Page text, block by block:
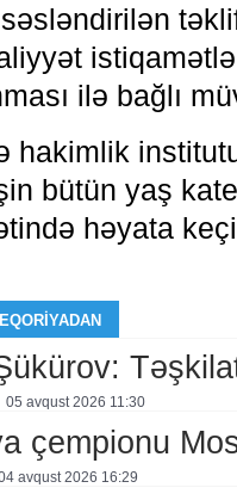
ilə bağlı
hakimlik
bütün yaş
həyata
05 avqust 2026 11:30
çempionu
avqust 2026 16:29